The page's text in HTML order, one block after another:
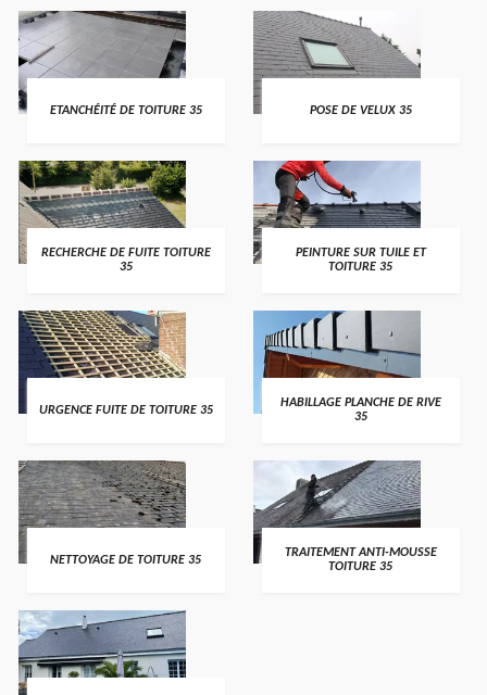
ETANCHÉITÉ DE TOITURE 35 POSE DE VELUX 35
RECHERCHE DE FUITE TOITURE
35
PEINTURE SUR TUILE ET
TOITURE 35
URGENCE FUITE DE TOITURE 35
HABILLAGE PLANCHE DE RIVE
35
NETTOYAGE DE TOITURE 35
TRAITEMENT ANTI-MOUSSE
TOITURE 35